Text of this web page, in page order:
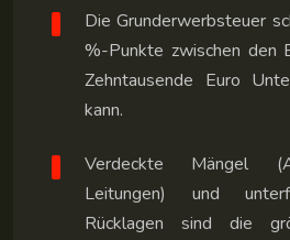
Die Grunderwerbsteuer
%-Punkte zwischen den
Zehntausende Euro
kann.
Verdeckte Mängel
Leitungen) und
Rücklagen sind die